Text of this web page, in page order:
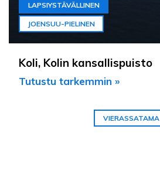
LAPSIYSTÄVÄLLINEN
JOENSUU-PIELINEN
Koli, Kolin kansallispuisto
Tutustu tarkemmin »
VIERASSATAMA